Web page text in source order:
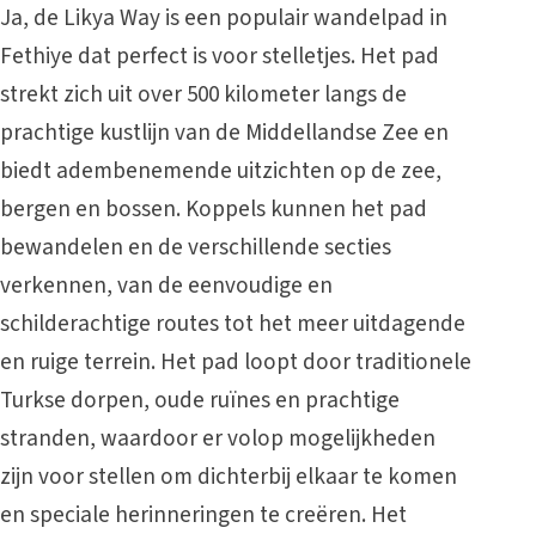
Ja, de Likya Way is een populair wandelpad in
Fethiye dat perfect is voor stelletjes. Het pad
strekt zich uit over 500 kilometer langs de
prachtige kustlijn van de Middellandse Zee en
biedt adembenemende uitzichten op de zee,
bergen en bossen. Koppels kunnen het pad
bewandelen en de verschillende secties
verkennen, van de eenvoudige en
schilderachtige routes tot het meer uitdagende
en ruige terrein. Het pad loopt door traditionele
Turkse dorpen, oude ruïnes en prachtige
stranden, waardoor er volop mogelijkheden
zijn voor stellen om dichterbij elkaar te komen
en speciale herinneringen te creëren. Het